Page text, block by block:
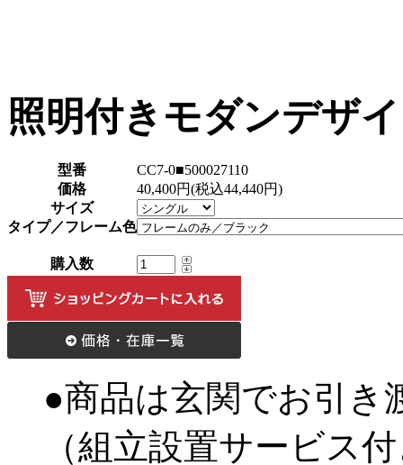
照明付きモダンデザ
型番
CC7-0■500027110
価格
40,400円(税込44,440円)
サイズ
タイプ／フレーム色
購入数
●商品は玄関でお引き
（組立設置サービス